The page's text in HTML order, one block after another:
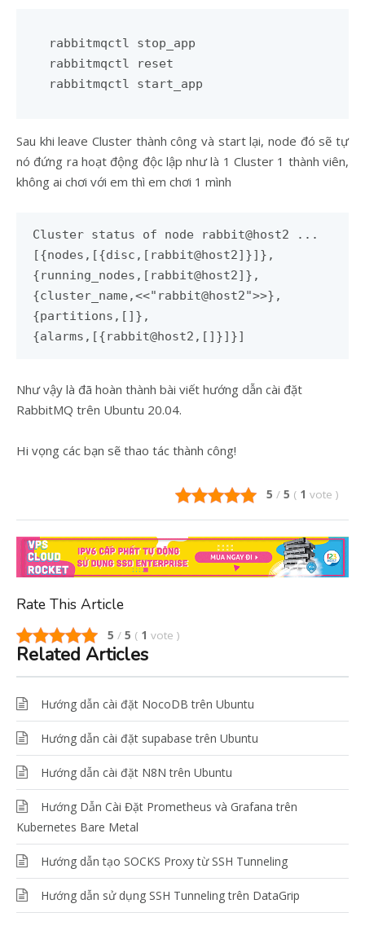
rabbitmqctl stop_app
rabbitmqctl reset
Sau khi leave Cluster thành công và start lại, node đó sẽ tự
nó đứng ra hoạt động độc lập như là 1 Cluster 1 thành viên,
không ai chơi với em thì em chơi 1 mình
Cluster status of node rabbit@host2 ...
[{nodes,[{disc,[rabbit@host2]}]},
{running_nodes,[rabbit@host2]},
{cluster_name,<<"rabbit@host2">>},
{partitions,[]},
{alarms,[{rabbit@host2,[]}]}]
Như vậy là đã hoàn thành bài viết hướng dẫn cài đặt
RabbitMQ trên Ubuntu 20.04.
Hi vọng các bạn sẽ thao tác thành công!
5 / 5 ( 1 vote )
Rate This Article
5 / 5 ( 1 vote )
Related Articles
Hướng dẫn cài đặt NocoDB trên Ubuntu
Hướng dẫn cài đặt supabase trên Ubuntu
Hướng dẫn cài đặt N8N trên Ubuntu
Hướng Dẫn Cài Đặt Prometheus và Grafana trên
Kubernetes Bare Metal
Hướng dẫn tạo SOCKS Proxy từ SSH Tunneling
Hướng dẫn sử dụng SSH Tunneling trên DataGrip